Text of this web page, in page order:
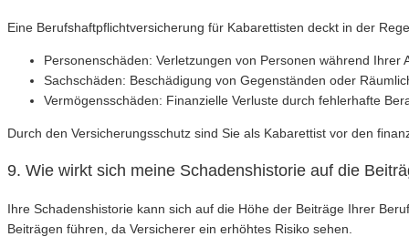
Eine Berufshaftpflichtversicherung für Kabarettisten deckt in der
Personenschäden: Verletzungen von Personen während Ihrer
Sachschäden: Beschädigung von Gegenständen oder
Vermögensschäden: Finanzielle Verluste durch fehlerhafte
Durch den Versicherungsschutz sind Sie als Kabarettist vor den
9. Wie wirkt sich meine Schadenshistorie auf die
Ihre Schadenshistorie kann sich auf die Höhe der Beiträge Ihrer
Beiträgen führen, da Versicherer ein erhöhtes Risiko sehen.